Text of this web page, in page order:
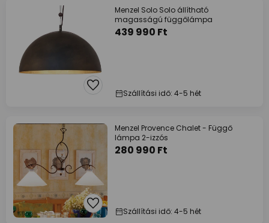
Menzel Solo Solo állítható
magasságú függőlámpa
439 990 Ft
Szállítási idő: 4-5 hét
Menzel Provence Chalet - Függő
lámpa 2-izzós
280 990 Ft
Szállítási idő: 4-5 hét